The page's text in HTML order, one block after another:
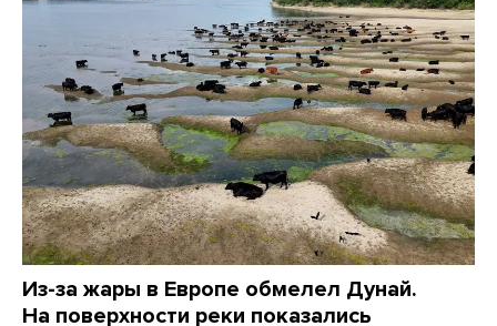
Из-за жары в Европе обмелел Дунай.
На поверхности реки показались